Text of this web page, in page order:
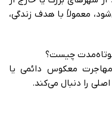
معمولاً با هدف زندگی،
معکوس دائمی یا
را دنبال می‌کند.